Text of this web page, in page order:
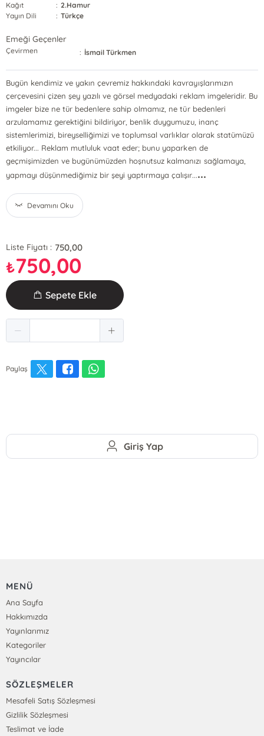
Kağıt
: 2.Hamur
Yayın Dili
: Türkçe
Emeği Geçenler
Çevirmen : İsmail Türkmen
Bugün kendimiz ve yakın çevremiz hakkındaki kavrayışlarımızın
çerçevesini çizen şey yazılı ve görsel medyadaki reklam imgeleridir. Bu
imgeler bize ne tür bedenlere sahip olmamız, ne tür bedenleri
arzulamamız gerektiğini bildiriyor, benlik duygumuzu, inanç
sistemlerimizi, bireyselliğimizi ve toplumsal varlıklar olarak statümüzü
etkiliyor... Reklam mutluluk vaat eder; bunu yaparken de
geçmişimizden ve bugünümüzden hoşnutsuz kalmanızı sağlamaya,
yapmayı düşünmediğimiz bir şeyi yaptırmaya çalışır......
Devamını Oku
Liste Fiyatı : 750,00
₺750,00
Sepete Ekle
Paylaş
Giriş Yap
MENÜ
Ana Sayfa
Hakkımızda
Yayınlarımız
Kategoriler
Yayıncılar
SÖZLEŞMELER
Mesafeli Satış Sözleşmesi
Gizlilik Sözleşmesi
Teslimat ve İade